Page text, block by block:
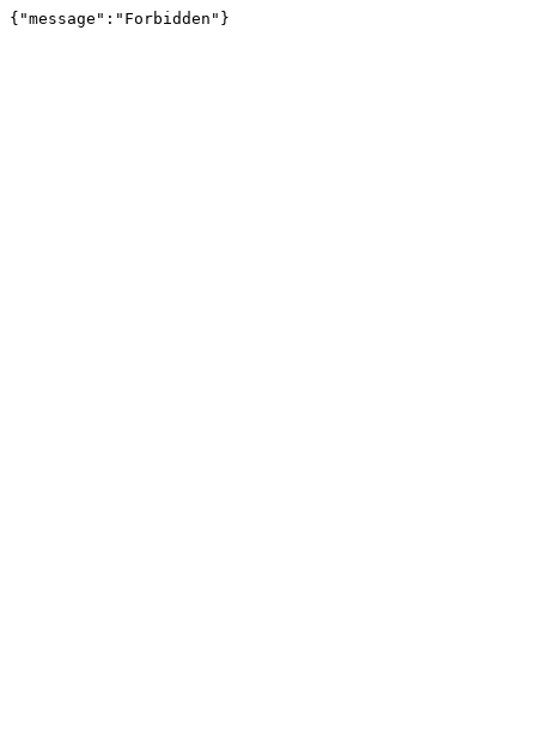
{"message":"Forbidden"}